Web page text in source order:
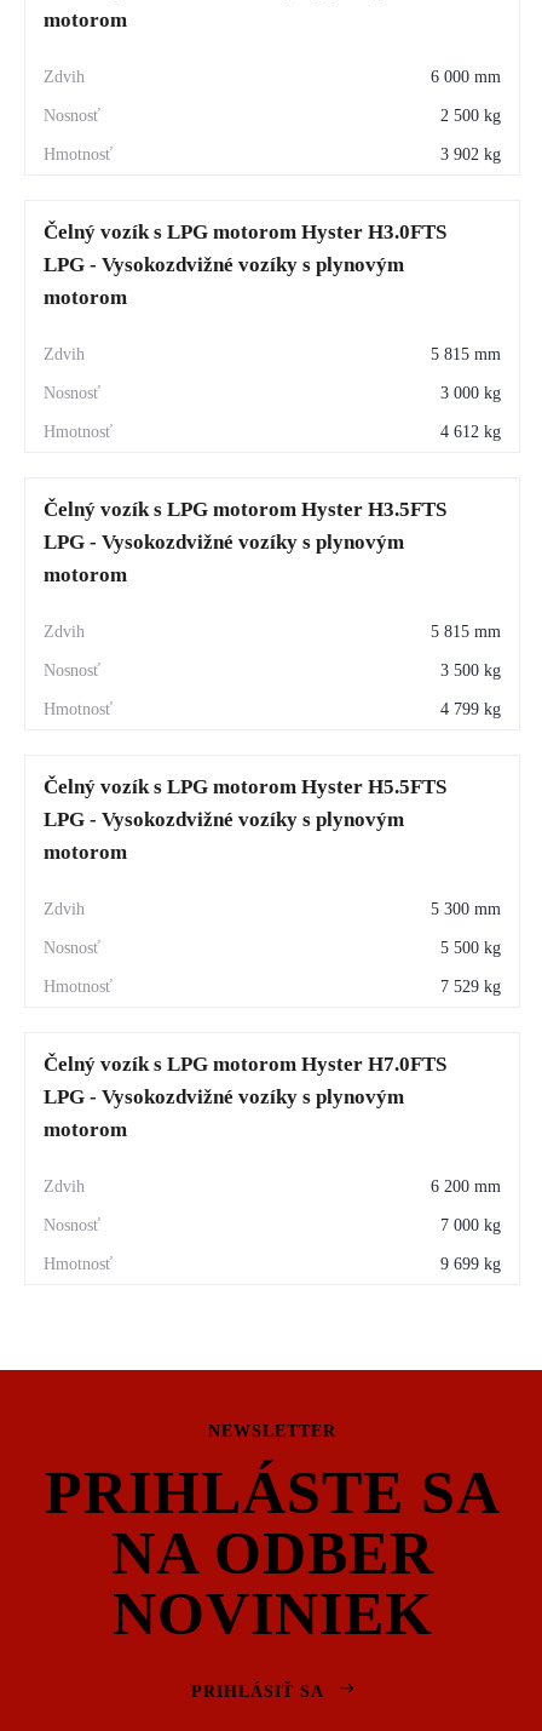
motorom
6 000 mm
2 500 kg
3 902 kg
Čelný vozík s LPG motorom Hyster H3.0FTS
LPG - Vysokozdvižné vozíky s plynovým
motorom
5 815 mm
3 000 kg
4 612 kg
Čelný vozík s LPG motorom Hyster H3.5FTS
LPG - Vysokozdvižné vozíky s plynovým
motorom
5 815 mm
3 500 kg
4 799 kg
Čelný vozík s LPG motorom Hyster H5.5FTS
LPG - Vysokozdvižné vozíky s plynovým
motorom
5 300 mm
5 500 kg
7 529 kg
Čelný vozík s LPG motorom Hyster H7.0FTS
LPG - Vysokozdvižné vozíky s plynovým
motorom
6 200 mm
7 000 kg
9 699 kg
NEWSLETTER
PRIHLÁSTE SA
NA ODBER
NOVINIEK
PRIHLÁSIŤ SA